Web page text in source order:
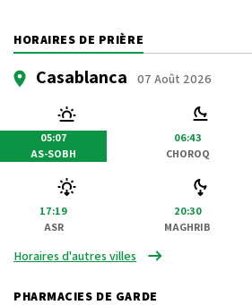
HORAIRES DE PRIÈRE
Casablanca 07 Août 2026
05:07
AS-SOBH
06:43
CHOROQ
17:19
ASR
20:30
MAGHRIB
Horaires d'autres villes
PHARMACIES DE GARDE